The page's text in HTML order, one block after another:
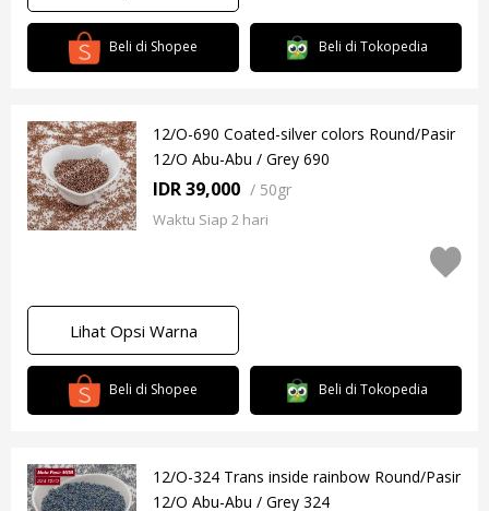
Beli di Shopee Beli di Tokopedia
12/O-690 Coated-silver colors Round/Pasir
12/O Abu-Abu / Grey 690
IDR 39,000 / 50gr
Waktu Siap 2 hari
Lihat Opsi Warna
Beli di Shopee Beli di Tokopedia
12/O-324 Trans inside rainbow Round/Pasir
12/O Abu-Abu / Grey 324